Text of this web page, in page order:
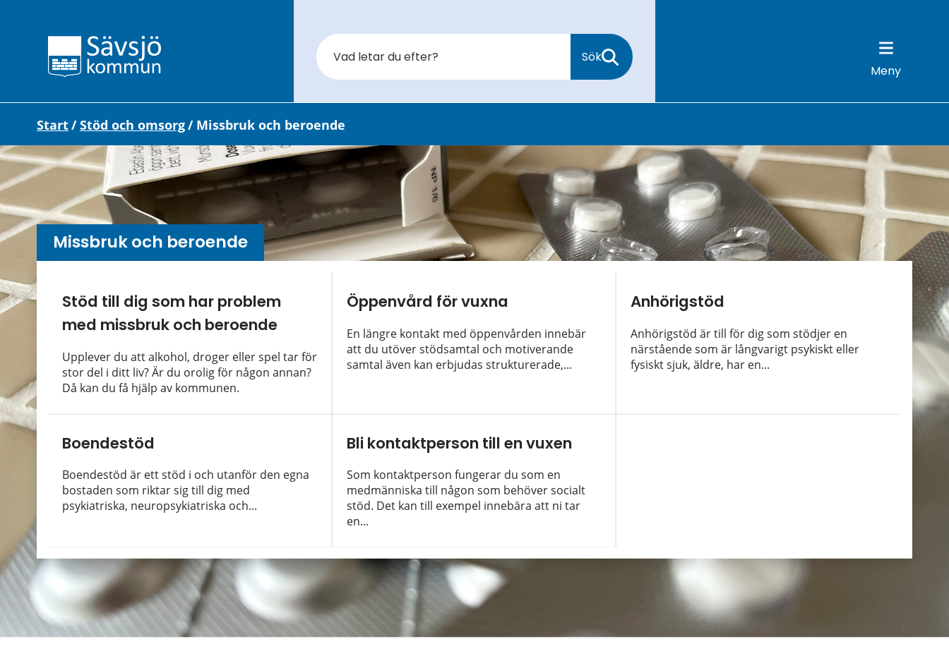
Sök
Meny
Start/Stöd och omsorg/ Missbruk och beroende
Missbruk och beroende
Undersidor meny
Stöd till dig som har problem
med missbruk och beroende
Upplever du att alkohol, droger eller spel tar för
stor del i ditt liv? Är du orolig för någon annan?
Då kan du få hjälp av kommunen.
Öppenvård för vuxna
En längre kontakt med öppenvården innebär
att du utöver stödsamtal och motiverande
samtal även kan erbjudas strukturerade,...
Anhörigstöd
Anhörigstöd är till för dig som stödjer en
närstående som är långvarigt psykiskt eller
fysiskt sjuk, äldre, har en...
Boendestöd
Boendestöd är ett stöd i och utanför den egna
bostaden som riktar sig till dig med
psykiatriska, neuropsykiatriska och...
Bli kontaktperson till en vuxen
Som kontaktperson fungerar du som en
medmänniska till någon som behöver socialt
stöd. Det kan till exempel innebära att ni tar
en...